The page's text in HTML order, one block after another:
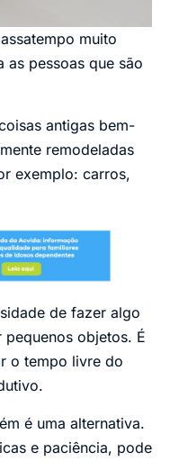
muito
as pessoas que são
antigas bem-
remodeladas
exemplo: carros,
de fazer algo
objetos. É
o tempo livre do
é uma alternativa.
e paciência, pode